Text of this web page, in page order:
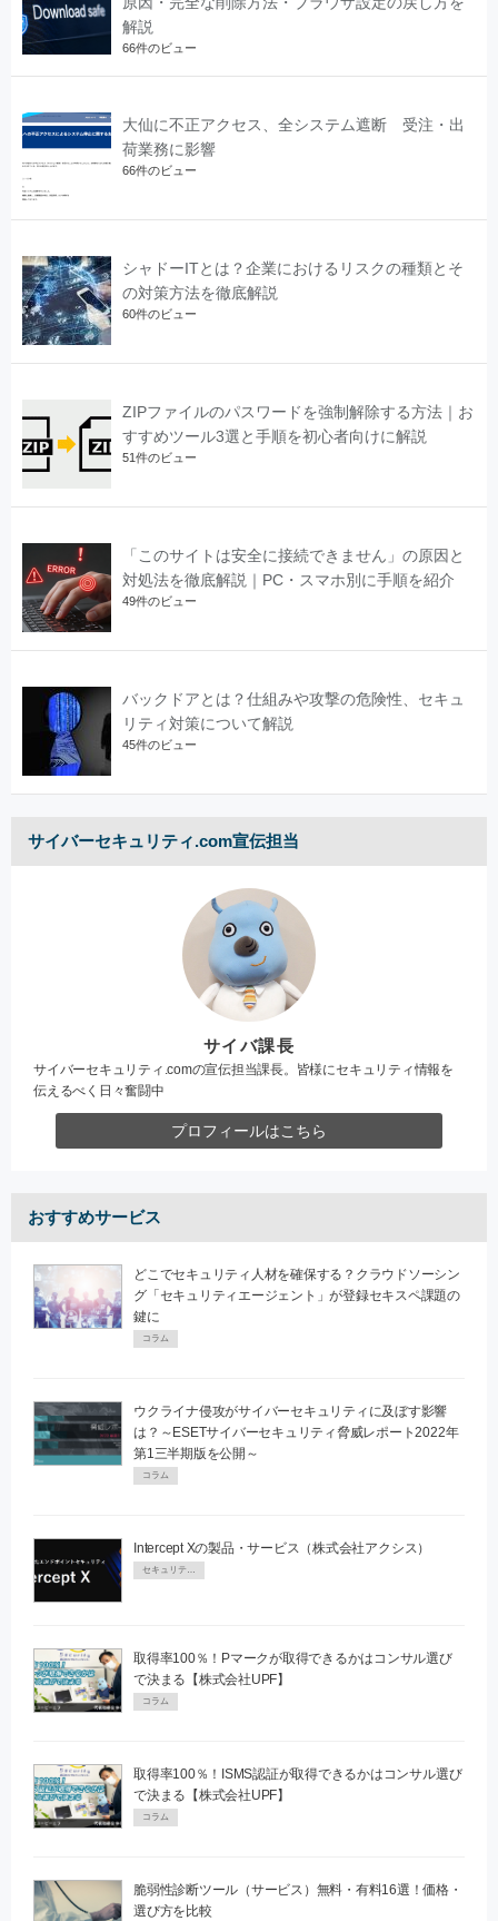
解説
66件のビュー
大仙に不正アクセス、全システム遮断 受注・出
荷業務に影響
66件のビュー
シャドーITとは？企業におけるリスクの種類とそ
の対策方法を徹底解説
60件のビュー
ZIPファイルのパスワードを強制解除する方法｜お
すすめツール3選と手順を初心者向けに解説
51件のビュー
「このサイトは安全に接続できません」の原因と
対処法を徹底解説｜PC・スマホ別に手順を紹介
49件のビュー
バックドアとは？仕組みや攻撃の危険性、セキュ
リティ対策について解説
45件のビュー
サイバーセキュリティ.com宣伝担当
サイバ課長
サイバーセキュリティ.comの宣伝担当課長。皆様にセキュリティ情報を
伝えるべく日々奮闘中
プロフィールはこちら
おすすめサービス
どこでセキュリティ人材を確保する？クラウドソーシン
グ「セキュリティエージェント」が登録セキスペ課題の
鍵に
コラム
ウクライナ侵攻がサイバーセキュリティに及ぼす影響
は？～ESETサイバーセキュリティ脅威レポート2022年
第1三半期版を公開～
コラム
Intercept Xの製品・サービス（株式会社アクシス）
セキュリティPR
取得率100％！Pマークが取得できるかはコンサル選び
で決まる【株式会社UPF】
コラム
取得率100％！ISMS認証が取得できるかはコンサル選び
で決まる【株式会社UPF】
コラム
脆弱性診断ツール（サービス）無料・有料16選！価格・
選び方を比較